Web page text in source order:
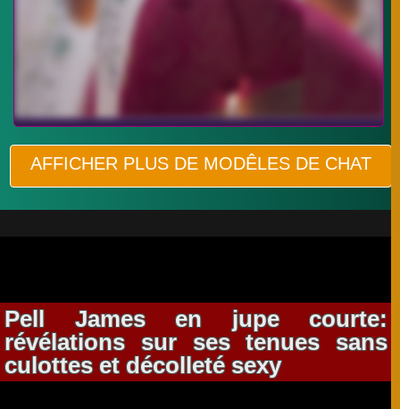
AFFICHER PLUS DE MODÊLES DE CHAT
Pell James en jupe courte:
révélations sur ses tenues sans
culottes et décolleté sexy